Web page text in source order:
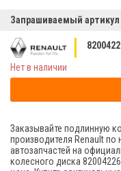
Запрашиваемый артикул
Нет в наличии
Заказывайте подлинную
производителя Renault по
автозапчастей на
колесного диска